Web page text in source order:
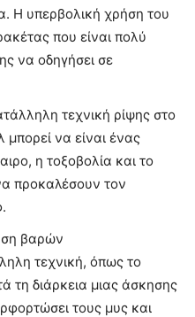
Η υπερβολική χρήση του
που είναι πολύ
να οδηγήσει σε
τεχνική ρίψης στο
να είναι ένας
η τοξοβολία και το
προκαλέσουν τον
βαρών
τεχνική, όπως το
διάρκεια μιας άσκησης
τους μυς και